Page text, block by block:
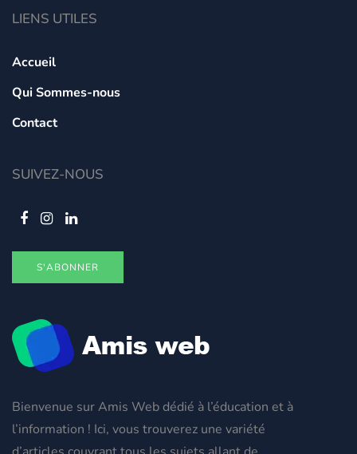
Bienvenue sur Amis Web dédié à l’éducation et à
l’information ! Ici, vous trouverez une variété
LIENS UTILES
Accueil
Qui Sommes-nous
Contact
SUIVEZ-NOUS
S'ABONNER